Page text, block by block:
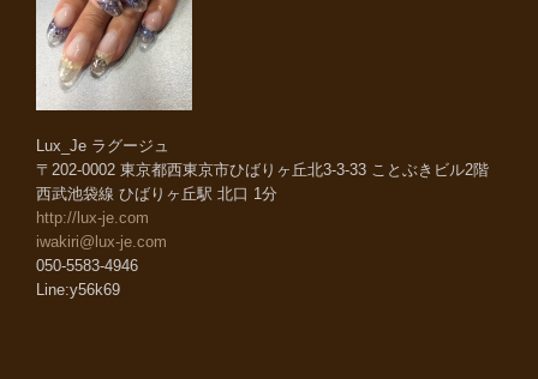
Lux_Je ラグージュ
〒202-0002 東京都西東京市ひばりヶ丘北3-3-33 ことぶきビル2階
西武池袋線 ひばりヶ丘駅 北口 1分
http://lux-je.com
iwakiri@lux-je.com
050-5583-4946
Line:y56k69